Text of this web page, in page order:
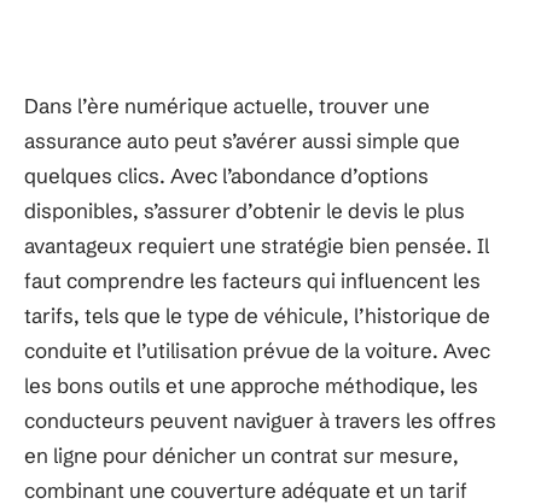
Dans l’ère numérique actuelle, trouver une
assurance auto peut s’avérer aussi simple que
quelques clics. Avec l’abondance d’options
disponibles, s’assurer d’obtenir le devis le plus
avantageux requiert une stratégie bien pensée. Il
faut comprendre les facteurs qui influencent les
tarifs, tels que le type de véhicule, l’historique de
conduite et l’utilisation prévue de la voiture. Avec
les bons outils et une approche méthodique, les
conducteurs peuvent naviguer à travers les offres
en ligne pour dénicher un contrat sur mesure,
combinant une couverture adéquate et un tarif